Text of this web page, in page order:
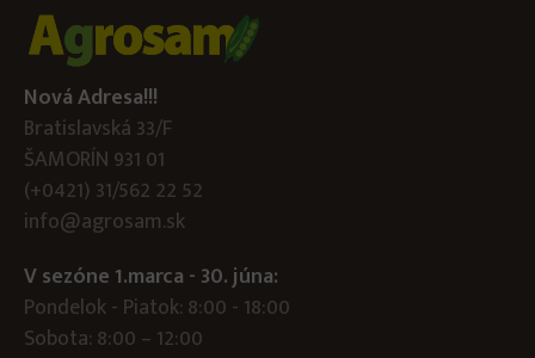
Nová Adresa!!!
Bratislavská 33/F
ŠAMORÍN 931 01
(+0421) 31/562 22 52
info@agrosam.sk
V sezóne 1.marca - 30. júna:
Pondelok - Piatok: 8:00 - 18:00
Sobota: 8:00 – 12:00